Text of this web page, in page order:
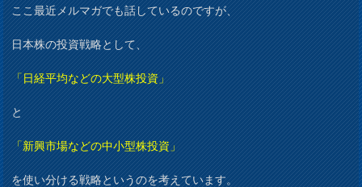
ここ最近メルマガでも話しているのですが、
日本株の投資戦略として、
「日経平均などの大型株投資」
と
「新興市場などの中小型株投資」
を使い分ける戦略というのを考えています。